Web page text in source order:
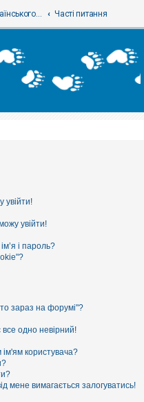
форум Українського теріологічного товариства Часті питання
увійти!
увійти!
і пароль?
зараз на форумі"?
одно невірний!
користувача?
мене вимагається залогуватись!